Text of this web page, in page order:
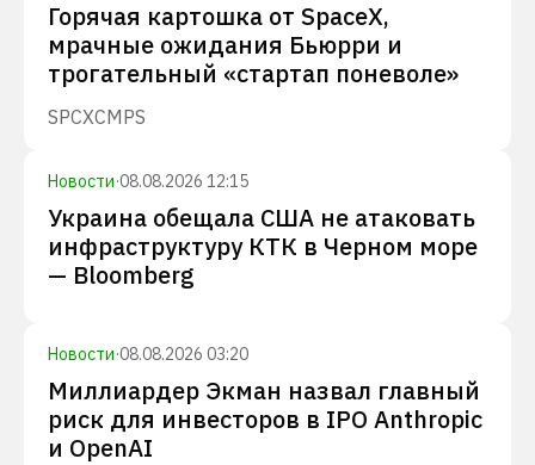
Горячая картошка от SpaceX,
мрачные ожидания Бьюрри и
трогательный «стартап поневоле»
SPCXCMPS
Новости·08.08.2026 12:15
Украина обещала США не атаковать
инфраструктуру КТК в Черном море
— Bloomberg
Новости·08.08.2026 03:20
Миллиардер Экман назвал главный
риск для инвесторов в IPO Anthropic
и OpenAI